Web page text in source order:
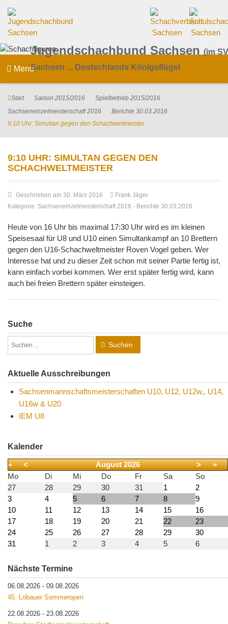
Jugendschachbund Sachsen (im
Sachsen ... Deutschlands Königsflügel
Menu
Start Saison 2015/2016
Spielbetrieb 2015/2016
Sachseneinzelmeisterschaft 2016
Berichte 30.03.2016
9:10 Uhr: Simultan gegen den Schachweltmeister
9:10 UHR: SIMULTAN GEGEN DEN
SCHACHWELTMEISTER
Geschrieben am 30. März 2016
Frank Jäger
Kategorie: Sachseneinzelmeisterschaft 2016 - Berichte 30.03.2016
Heute von 16 Uhr bis maximal 17:30 Uhr wird es im kleinen
Speisesaal für U8 und U10 einen Simultankampf an 10 Brettern
gegen den U16-Schachweltmeister Roven Vogel geben. Wer
Interesse hat und zu dieser Zeit schon mit seiner Partie fertig ist,
kann einfach vorbei kommen. Wer erst später fertig wird, kann
auch bei freien Brettern später einsteigen.
Suche
Suchen
Aktuelle Ausschreibungen
Sachsenmannschaftsmeisterschaften U10, U12, U12w,, U14,
U16w & U20
IEM U8
Kalender
« < August 2026 >
»
Mo
Di Mi Do Fr Sa
So
27
28 29 30 31 1
2
3
4 5 6 7 8
9
10
11 12 13 14 15
16
17
18 19 20 21 22
23
24
25 26 27 28 29
30
31
1 2 3 4 5 6
Nächste Termine
06.08.2026 - 09.08.2026
45. Löbauer Sommeropen
22.08.2026 - 23.08.2026